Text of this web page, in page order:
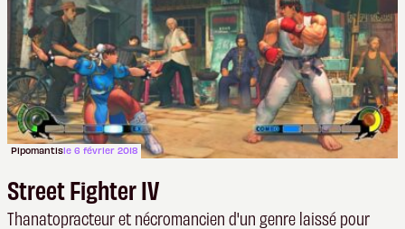
Pipomantisle 6 février 2018
Street Fighter IV
Thanatopracteur et nécromancien d'un genre laissé pour